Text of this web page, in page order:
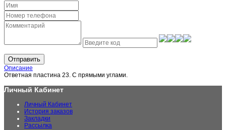
Отправить
Описание
Ответная пластина 23. С прямыми углами.
Личный Кабинет
Личный Кабинет
История заказов
Закладки
Рассылка